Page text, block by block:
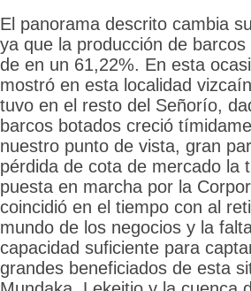
El panorama descrito cambia
ya que la producción de
de en un 61,22%. En esta
mostró en esta localidad
tuvo en el resto del Señorío,
barcos botados creció
nuestro punto de vista, gran
pérdida de cota de mercado la
puesta en marcha por la
coincidió en el tiempo con al
mundo de los negocios y la
capacidad suficiente para
grandes beneficiados de esta